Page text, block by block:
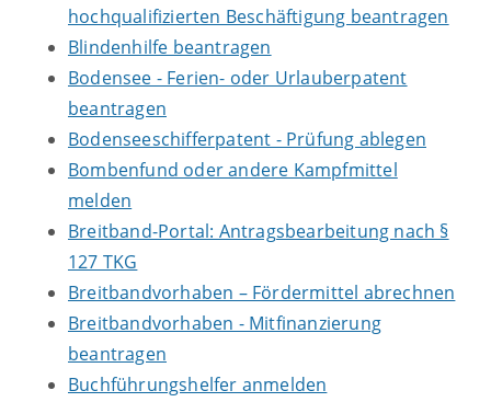
hochqualifizierten Beschäftigung beantragen
Blindenhilfe beantragen
Bodensee - Ferien- oder Urlauberpatent
beantragen
Bodenseeschifferpatent - Prüfung ablegen
Bombenfund oder andere Kampfmittel
melden
Breitband-Portal: Antragsbearbeitung nach §
127 TKG
Breitbandvorhaben – Fördermittel abrechnen
Breitbandvorhaben - Mitfinanzierung
beantragen
Buchführungshelfer anmelden